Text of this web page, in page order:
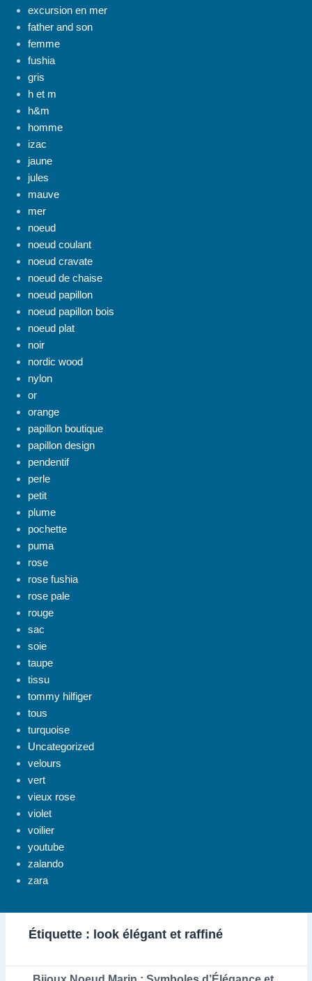
excursion en mer
father and son
femme
fushia
gris
h et m
h&m
homme
izac
jaune
jules
mauve
mer
noeud
noeud coulant
noeud cravate
noeud de chaise
noeud papillon
noeud papillon bois
noeud plat
noir
nordic wood
nylon
or
orange
papillon boutique
papillon design
pendentif
perle
petit
plume
pochette
puma
rose
rose fushia
rose pale
rouge
sac
soie
taupe
tissu
tommy hilfiger
tous
turquoise
Uncategorized
velours
vert
vieux rose
violet
voilier
youtube
zalando
zara
Étiquette : look élégant et raffiné